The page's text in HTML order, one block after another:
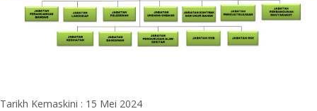
Tarikh Kemaskini : 15 Mei 2024